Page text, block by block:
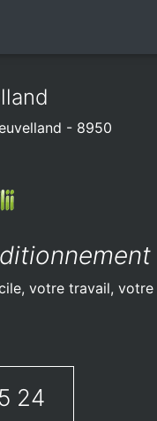
- 8950
votre travail, votre
24